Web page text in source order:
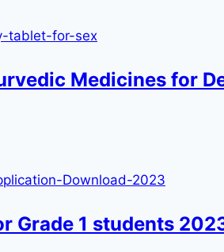
Medicines for
Grade 1 students